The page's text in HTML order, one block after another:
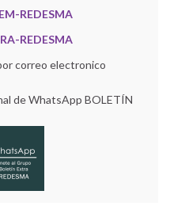
REDESMA
REDESMA
correo electronico
de WhatsApp BOLETÍN